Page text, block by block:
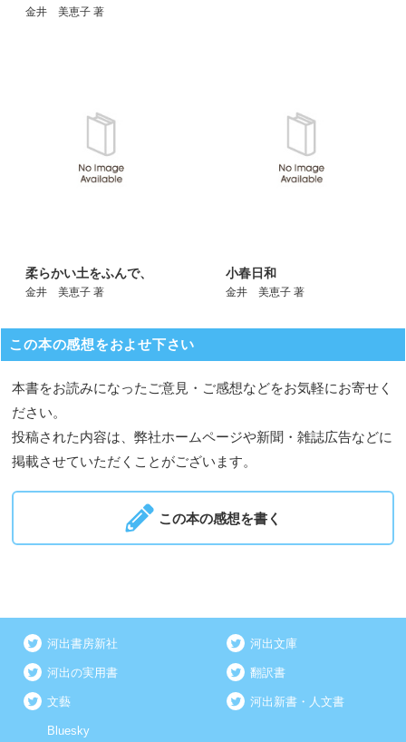
金井 美恵子 著
柔らかい土をふんで、
金井 美恵子 著
小春日和
金井 美恵子 著
この本の感想をおよせ下さい
本書をお読みになったご意見・ご感想などをお気軽にお寄せく
ださい。
投稿された内容は、弊社ホームページや新聞・雑誌広告などに
掲載させていただくことがございます。
この本の感想を書く
河出書房新社 河出文庫
河出の実用書 翻訳書
文藝 河出新書・人文書
Bluesky